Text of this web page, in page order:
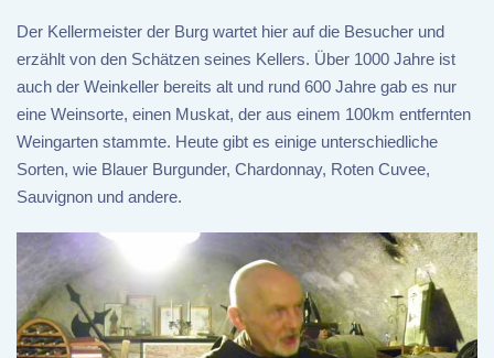
Der Kellermeister der Burg wartet hier auf die Besucher und
erzählt von den Schätzen seines Kellers. Über 1000 Jahre ist
auch der Weinkeller bereits alt und rund 600 Jahre gab es nur
eine Weinsorte, einen Muskat, der aus einem 100km entfernten
Weingarten stammte. Heute gibt es einige unterschiedliche
Sorten, wie Blauer Burgunder, Chardonnay, Roten Cuvee,
Sauvignon und andere.